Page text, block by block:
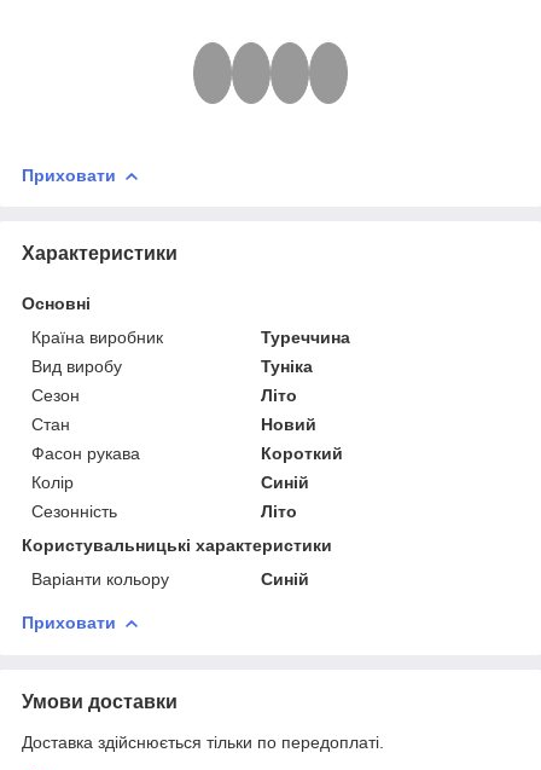
Приховати
Характеристики
Основні
Країна виробник
Туреччина
Вид виробу
Туніка
Сезон
Літо
Стан
Новий
Фасон рукава
Короткий
Колір
Синій
Сезонність
Літо
Користувальницькі характеристики
Варіанти кольору
Синій
Приховати
Умови доставки
Доставка здійснюється тільки по передоплаті.